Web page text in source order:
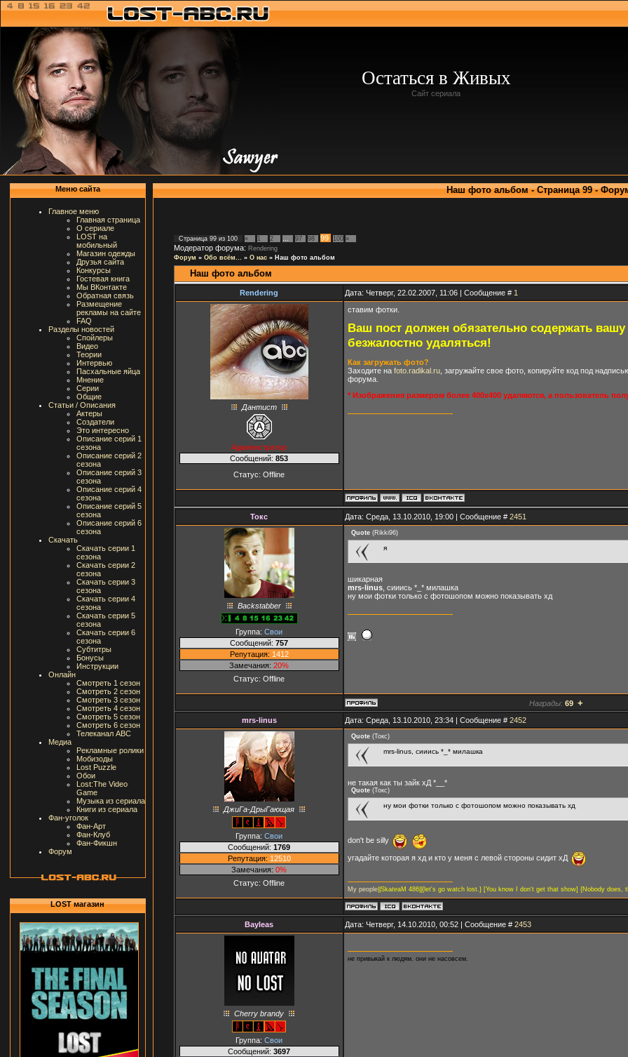
Остаться в Живых
Сайт сериала
Меню сайта
Главное меню
Главная страница
О сериале
LOST на
мобильный
Магазин одежды
Друзья сайта
Конкурсы
Гостевая книга
Мы ВКонтакте
Обратная связь
Размещение
рекламы на сайте
FAQ
Разделы новостей
Спойлеры
Видео
Теории
Интервью
Пасхальные яйца
Мнение
Серии
Общие
Статьи / Описания
Актеры
Создатели
Это интересно
Описание серий 1
сезона
Описание серий 2
сезона
Описание серий 3
сезона
Описание серий 4
сезона
Описание серий 5
сезона
Описание серий 6
сезона
Скачать
Скачать серии 1
сезона
Скачать серии 2
сезона
Скачать серии 3
сезона
Скачать серии 4
сезона
Скачать серии 5
сезона
Скачать серии 6
сезона
Субтитры
Бонусы
Инструкции
Онлайн
Смотреть 1 сезон
Смотреть 2 сезон
Смотреть 3 сезон
Смотреть 4 сезон
Смотреть 5 сезон
Смотреть 6 сезон
Телеканал ABC
Медиа
Рекламные ролики
Мобизоды
Lost Puzzle
Обои
Lost:The Video
Game
Музыка из сериала
Книги из сериала
Фан-уголок
Фан-Арт
Фан-Клуб
Фан-Фикшн
Форум
LOST магазин
Наш фото альбом - Страница 99 -
Страница 99из 100 « 1 2 97 98 99 100 »
Модератор форума: Rendering
Форум » Обо всём... » О нас » Наш фото альбом
Наш фото альбом
Rendering Дата: Четверг, 22.02.2007, 11:06 | Сообщение # 1
Дантист
Администратор
Сообщений: 853
Статус: Offline
ставим фотки.
Ваш пост должен обязательно содержать
безжалостно удаляться!
Как загружать фото?
Заходите на foto.radikal.ru, загружайте свое фото, копируйте код под
форума.
* Изображения размером более 400х400 удаляются, а пользователь
Токс Дата: Среда, 13.10.2010, 19:00 | Сообщение # 2451
Backstabber
Группа: Свои
Сообщений: 757
Репутация: 1412
Замечания: 20%
Статус: Offline
Quote(Rikki96)
я
шикарная
mrs-linus, сииись *_* милашка
ну мои фотки только с фотошопом можно показывать хд
Награды: 69 +
mrs-linus Дата: Среда, 13.10.2010, 23:34 | Сообщение # 2452
ДжиГа-ДрыГающая
Группа: Свои
Сообщений: 1769
Репутация: 12510
Замечания: 0%
Статус: Offline
Quote(Токс)
mrs-linus, сииись *_* милашка
не такая как ты зайк хД *__*
Quote(Токс)
ну мои фотки только с фотошопом можно показывать хд
don't be silly
угадайте которая я хд и кто у меня с левой стороны сидит хД
My people||SkateaM 486||{let's go watch lost.} [You know I don't get that show] {Nobody does,
Bayleas Дата: Четверг, 14.10.2010, 00:52 | Сообщение # 2453
Сherry brandy
Группа: Свои
Сообщений: 3697
не привыкай к людям. они не насовсем.